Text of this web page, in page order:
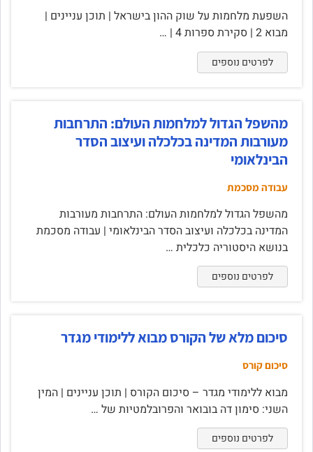
השפעת מלחמות על שוק ההון בישראל | תוכן עניינים |
מבוא 2 | סקירת ספרות 4 | …
לפרטים נוספים
מהשפל הגדול למלחמות העולם: התרחבות
מעורבות המדינה בכלכלה ועיצוב הסדר
הבינלאומי
עבודה מסכמת
מהשפל הגדול למלחמות העולם: התרחבות מעורבות
המדינה בכלכלה ועיצוב הסדר הבינלאומי | עבודה מסכמת
בנושא היסטוריה כלכלית …
לפרטים נוספים
סיכום מלא של הקורס מבוא ללימודי מגדר
סיכום קורס
מבוא ללימודי מגדר – סיכום הקורס | תוכן עניינים | המין
השני: סימון דה בובואר והפרובלמטיות של …
לפרטים נוספים